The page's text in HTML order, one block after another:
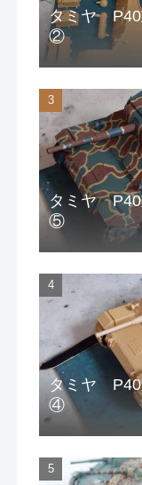
タミヤ
②
タミヤ
⑤
タミヤ
④